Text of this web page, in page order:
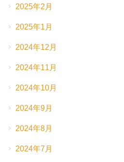
2025年2月
2025年1月
2024年12月
2024年11月
2024年10月
2024年9月
2024年8月
2024年7月